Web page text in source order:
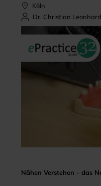
Köln
Dr. Christian
Nähen Verstehen - das